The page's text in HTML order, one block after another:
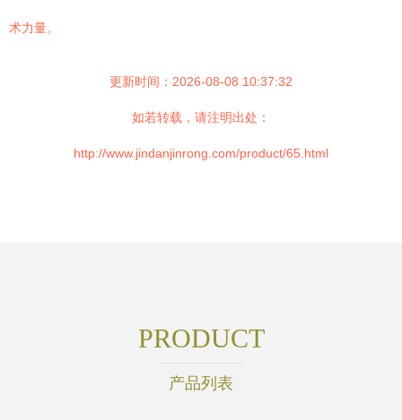
术力量。
更新时间：2026-08-08 10:37:32
如若转载，请注明出处：
http://www.jindanjinrong.com/product/65.html
PRODUCT
产品列表